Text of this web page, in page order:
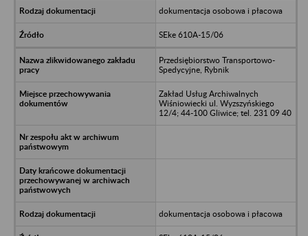
dokumentacja osobowa i płacowa
SEke 610A-15/06
Przedsiębiorstwo Transportowo-
Spedycyjne, Rybnik
Zakład Usług Archiwalnych
Wiśniowiecki ul. Wyzszyńskiego
12/4; 44-100 Gliwice; tel. 231 09 40
dokumentacja osobowa i płacowa